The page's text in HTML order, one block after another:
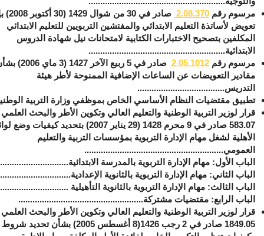
مرسوم رقم 370
.
08
.
2
صادر في 30
تعويض لأساتذة التعليم الابتدائي والمفتشين التربويين للتعليم الابتدائي
المكلفين بتصحيح الاختبارات الكتابية لامتحانات نيل شهادة الدروس
الابتدائية..........................................................
مرسوم رقم 1012
.
05
.
2
صادر في 5 ربيع
مقادير التعويضات عن الساعات الإضافية الممنوحة لأطر هيئة
التدريس.....................................
تطبيق مقتضيات النظام الأساسي الخاص بموظفي وزارة التربية
قرار لوزير التربية الوطنية والتعليم العالي وتكوين الأطر والبحث
583.07 صادر في 9 محرم 1428 (29 يناير 2007) بتحديد كيفيات وضع
الأهلية لشغل مهام الإدارة التربوية بمؤسسات التربية والتعليم
العمومي...........................................................
الباب الأول: ‏مهام الإدارة التربوية بالمدرسة
الباب الثاني: ‏مهام الإدارة التربوية بالثانوية
الباب الثالث: ‏مهام الإدارة التربوية بالثانوية التأهيلية
الباب الرابع: ‏مقتضيات مشتركة.....................................................
قرار لوزير التربية الوطنية والتعليم العالي وتكوين الأطر والبحث
1849.05 صادر في 2 رجب 1426(8 أغسطس 2005) بشأن تحديد شروط